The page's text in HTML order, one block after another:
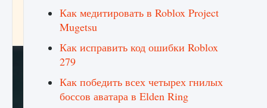
Force Hawk Ops
9 августа 2024
Как медитировать в Roblox Project
Mugetsu
Как исправить код ошибки Roblox
279
Как победить всех четырех гнилых
боссов аватара в Elden Ring